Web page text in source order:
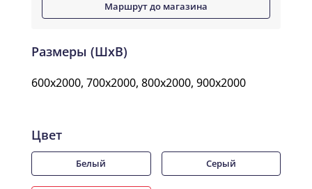
Маршрут до магазина
Размеры (ШxВ)
600x2000, 700x2000, 800x2000, 900x2000
Цвет
Белый Серый